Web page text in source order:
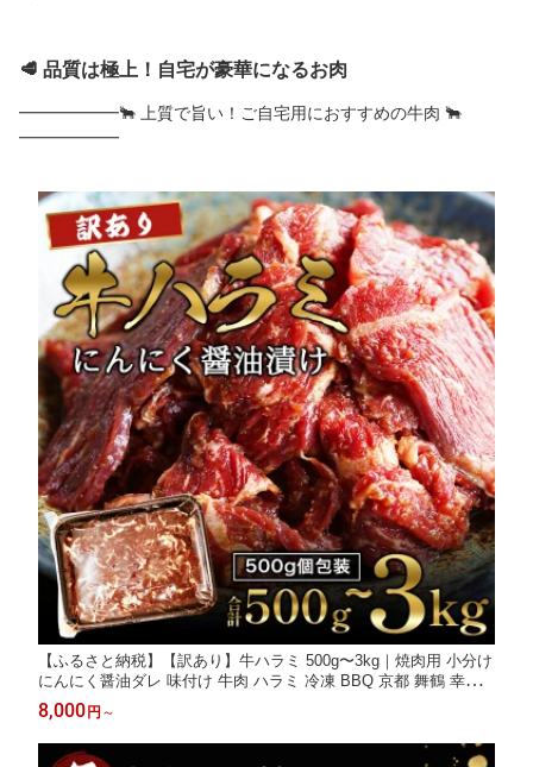
🥩 品質は極上！自宅が豪華になるお肉
━━━━━━🐂 上質で旨い！ご自宅用におすすめの牛肉 🐂
━━━━━━
【ふるさと納税】【訳あり】牛ハラミ 500g〜3kg｜焼肉用 小分け
にんにく醤油ダレ 味付け 牛肉 ハラミ 冷凍 BBQ 京都 舞鶴 幸福
亭
8,000 円 ～